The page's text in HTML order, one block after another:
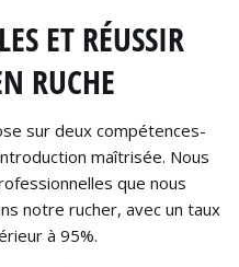
ET RÉUSSIR
RUCHE
sur deux compétences-
maîtrisée. Nous
que nous
notre rucher, avec un taux
à 95%.